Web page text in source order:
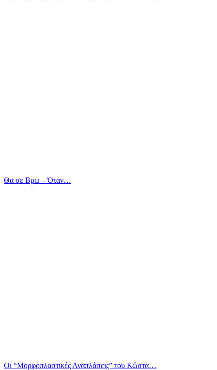
Θα σε Βρω – Όταν…
Οι “Μορφοπλαστικές Αναπλάσεις” του Κώστα…